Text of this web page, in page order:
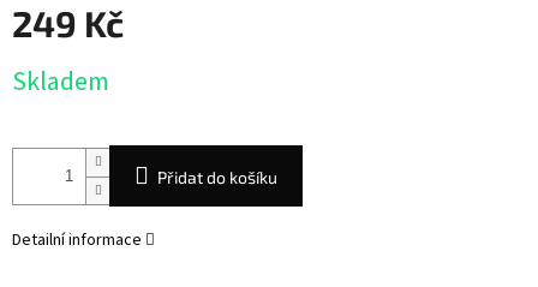
249 Kč
cena:
Skladem
Přidat do košíku
Detailní informace